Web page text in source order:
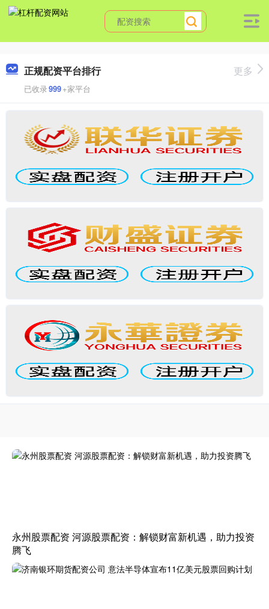
正规配资平台排行
已收录999+家平台
更多
永州股票配资 河源股票配资：解锁财富新机遇，助力投资
腾飞